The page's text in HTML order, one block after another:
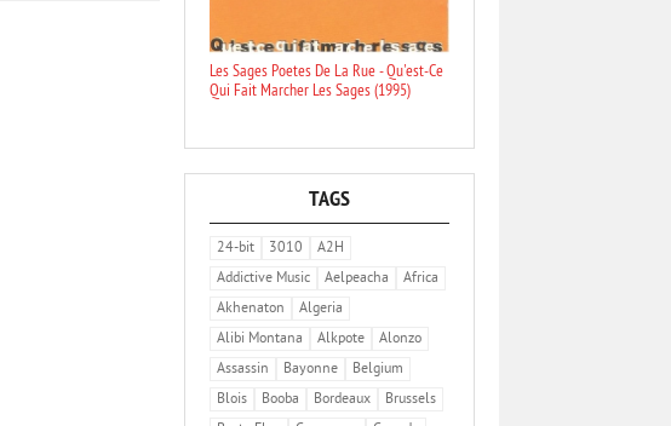
Les Sages Poetes De La Rue - Qu'est-Ce
Qui Fait Marcher Les Sages (1995)
TAGS
24-bit 3010
A2H
Addictive Music
Aelpeacha
Africa
Akhenaton
Algeria
Alibi Montana
Alkpote
Alonzo
Assassin
Bayonne
Belgium
Blois
Booba Bordeaux
Brussels